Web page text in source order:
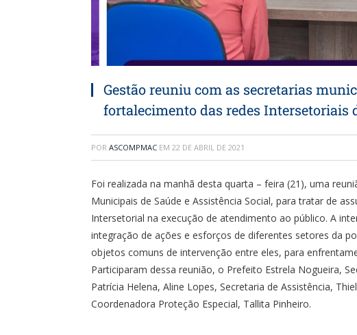
Gestão reuniu com as secretarias
fortalecimento das redes Intersetoriais
POR ASCOMPMAC EM 22 DE ABRIL DE 2021
Foi realizada na manhã desta quarta – feira (21), uma
Municipais de Saúde e Assistência Social, para tratar de
Intersetorial na execução de atendimento ao público. A
integração de ações e esforços de diferentes setores da
objetos comuns de intervenção entre eles, para
Participaram dessa reunião, o Prefeito Estrela Nogueira,
Patrícia Helena, Aline Lopes, Secretaria de Assistência,
Coordenadora Proteção Especial, Tallita Pinheiro.